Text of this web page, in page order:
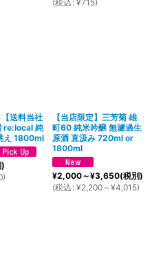
(税込 : ¥715)
【送料当社
re:local 純
え 1800ml
)
【当店限定】三芳菊 雄
町60 純米吟醸 無濾過生
原酒 直汲み 720ml or
1800ml
¥2,000～¥3,650(税別)
(税込 : ¥2,200～¥4,015)